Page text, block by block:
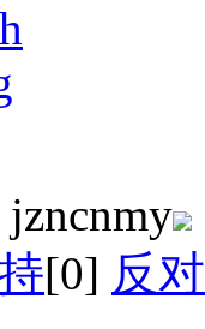
jzncnmy
[0] 反对